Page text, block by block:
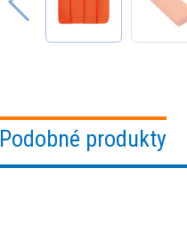
Podobné produkty